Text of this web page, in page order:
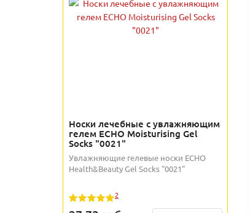
Носки лечебные с увлажняющим
гелем ECHO Moisturising Gel
Socks "0021"
Увлажняющие гелевые носки ECHO
Health&Beauty Gel Socks "0021"
2